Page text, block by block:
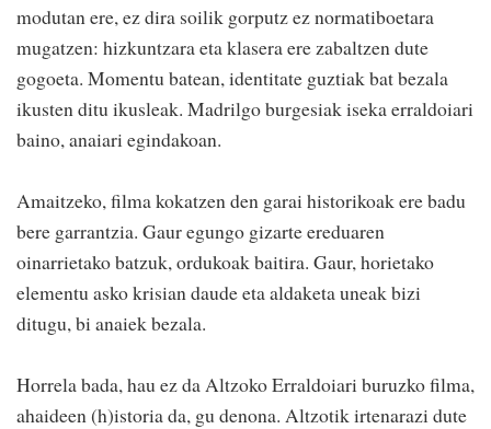
modutan ere, ez dira soilik gorputz ez normatiboetara
mugatzen: hizkuntzara eta klasera ere zabaltzen dute
gogoeta. Momentu batean, identitate guztiak bat bezala
ikusten ditu ikusleak. Madrilgo burgesiak iseka erraldoiari
baino, anaiari egindakoan.
Amaitzeko, filma kokatzen den garai historikoak ere badu
bere garrantzia. Gaur egungo gizarte ereduaren
oinarrietako batzuk, ordukoak baitira. Gaur, horietako
elementu asko krisian daude eta aldaketa uneak bizi
ditugu, bi anaiek bezala.
Horrela bada, hau ez da Altzoko Erraldoiari buruzko filma,
ahaideen (h)istoria da, gu denona. Altzotik irtenarazi dute